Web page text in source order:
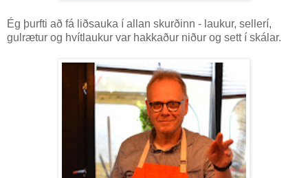
Ég þurfti að fá liðsauka í allan skurðinn - laukur, sellerí,
gulrætur og hvítlaukur var hakkaður niður og sett í skálar.